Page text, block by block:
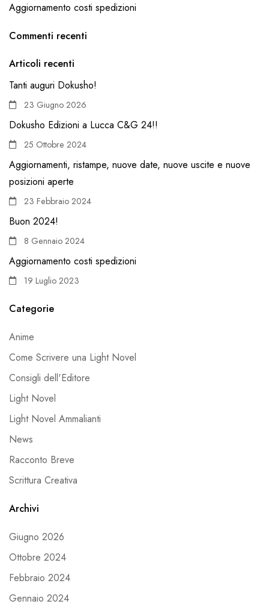
Aggiornamento costi spedizioni
Commenti recenti
Articoli recenti
Tanti auguri Dokusho!
23 Giugno 2026
Dokusho Edizioni a Lucca C&G 24!!
25 Ottobre 2024
Aggiornamenti, ristampe, nuove date, nuove uscite e nuove
posizioni aperte
23 Febbraio 2024
Buon 2024!
8 Gennaio 2024
Aggiornamento costi spedizioni
19 Luglio 2023
Categorie
Anime
Come Scrivere una Light Novel
Consigli dell'Editore
Light Novel
Light Novel Ammalianti
News
Racconto Breve
Scrittura Creativa
Archivi
Giugno 2026
Ottobre 2024
Febbraio 2024
Gennaio 2024